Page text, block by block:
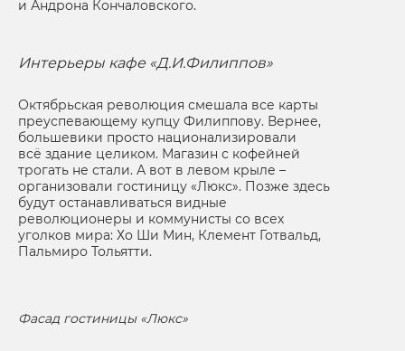
и Андрона Кончаловского.
Интерьеры кафе «Д.И.Филиппов»
Октябрьская революция смешала все карты
преуспевающему купцу Филиппову. Вернее,
большевики просто национализировали
всё здание целиком. Магазин с кофейней
трогать не стали. А вот в левом крыле –
организовали гостиницу «Люкс». Позже здесь
будут останавливаться видные
революционеры и коммунисты со всех
уголков мира: Хо Ши Мин, Клемент Готвальд,
Пальмиро Тольятти.
Фасад гостиницы «Люкс»